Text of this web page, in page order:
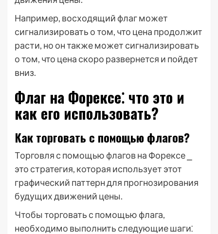
Например, восходящий флаг может
сигнализировать о том, что цена продолжит
расти, но он также может сигнализировать
о том, что цена скоро развернется и пойдет
вниз.
Флаг на Форексе⁚ что это и
как его использовать?
Как торговать с помощью флагов?
Торговля с помощью флагов на Форексе ⎯
это стратегия, которая использует этот
графический паттерн для прогнозирования
будущих движений цены.
Чтобы торговать с помощью флага,
необходимо выполнить следующие шаги⁚